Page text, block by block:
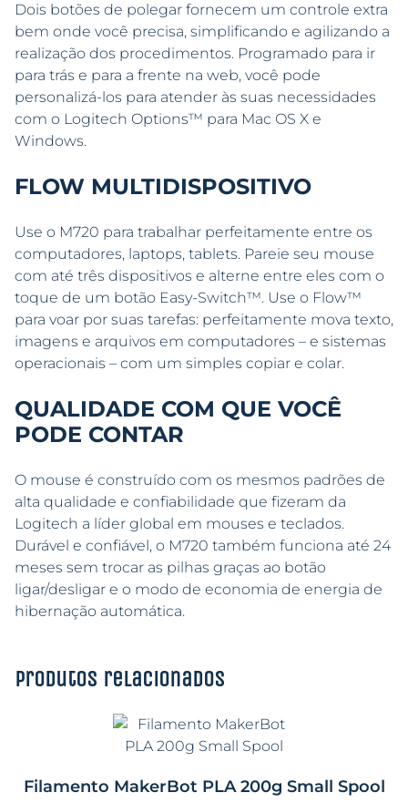
Dois botões de polegar fornecem um controle extra
bem onde você precisa, simplificando e agilizando a
realização dos procedimentos. Programado para ir
para trás e para a frente na web, você pode
personalizá-los para atender às suas necessidades
com o Logitech Options™ para Mac OS X e
Windows.
FLOW MULTIDISPOSITIVO
Use o M720 para trabalhar perfeitamente entre os
computadores, laptops, tablets. Pareie seu mouse
com até três dispositivos e alterne entre eles com o
toque de um botão Easy-Switch™. Use o Flow™
para voar por suas tarefas: perfeitamente mova texto,
imagens e arquivos em computadores – e sistemas
operacionais – com um simples copiar e colar.
QUALIDADE COM QUE VOCÊ
PODE CONTAR
O mouse é construído com os mesmos padrões de
alta qualidade e confiabilidade que fizeram da
Logitech a líder global em mouses e teclados.
Durável e confiável, o M720 também funciona até 24
meses sem trocar as pilhas graças ao botão
ligar/desligar e o modo de economia de energia de
hibernação automática.
Produtos relacionados
Filamento MakerBot PLA 200g Small Spool